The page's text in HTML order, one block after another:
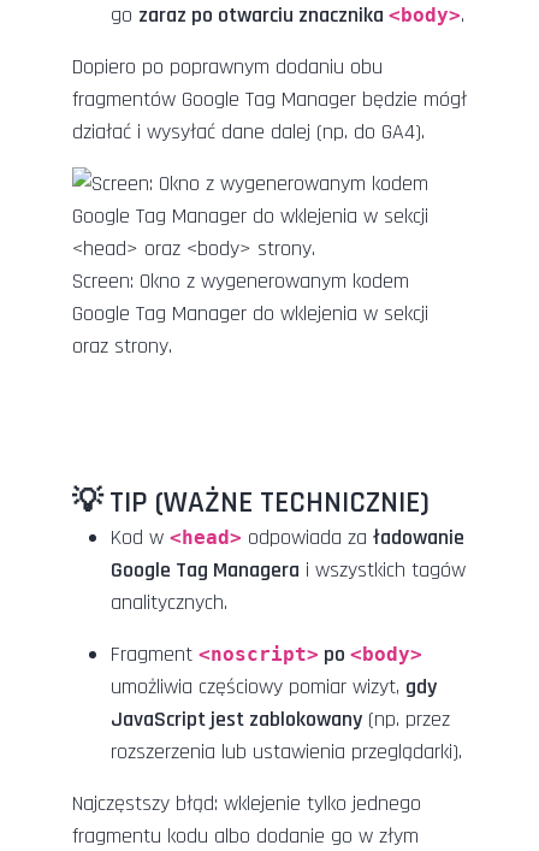
go zaraz po otwarciu znacznika <body>.
Dopiero po poprawnym dodaniu obu
fragmentów Google Tag Manager będzie mógł
działać i wysyłać dane dalej (np. do GA4).
Screen: Okno z wygenerowanym kodem
Google Tag Manager do wklejenia w sekcji
oraz strony.
💡 TIP (WAŻNE TECHNICZNIE)
Kod w <head> odpowiada za ładowanie
Google Tag Managera i wszystkich tagów
analitycznych.
Fragment <noscript> po <body>
umożliwia częściowy pomiar wizyt, gdy
JavaScript jest zablokowany (np. przez
rozszerzenia lub ustawienia przeglądarki).
Najczęstszy błąd: wklejenie tylko jednego
fragmentu kodu albo dodanie go w złym